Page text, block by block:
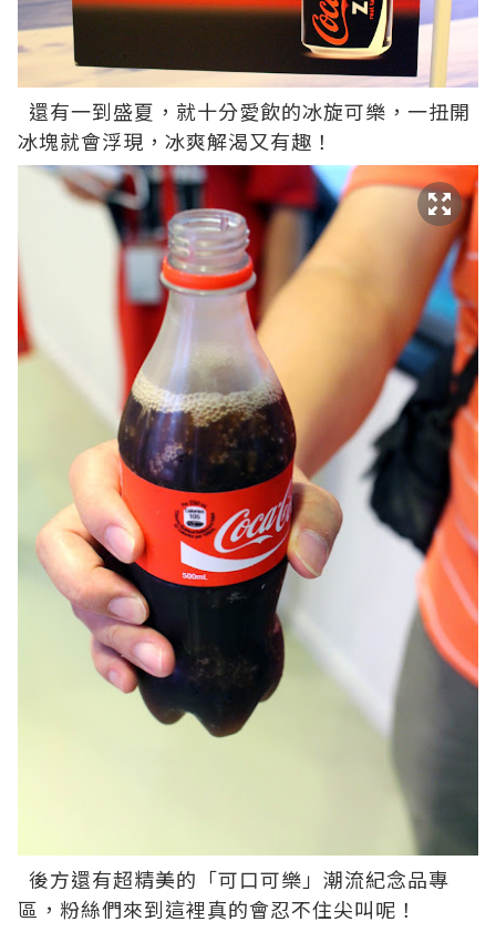
還有一到盛夏，就十分愛飲的冰旋可樂，一扭開
冰塊就會浮現，冰爽解渴又有趣！
後方還有超精美的「可口可樂」潮流紀念品專
區，粉絲們來到這裡真的會忍不住尖叫呢！